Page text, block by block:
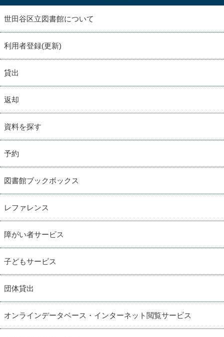
世田谷区立図書館について
利用者登録(更新)
貸出
返却
資料を探す
予約
図書館ブックボックス
レファレンス
障がい者サービス
子どもサービス
団体貸出
オンラインデータベース・インターネット閲覧サービス